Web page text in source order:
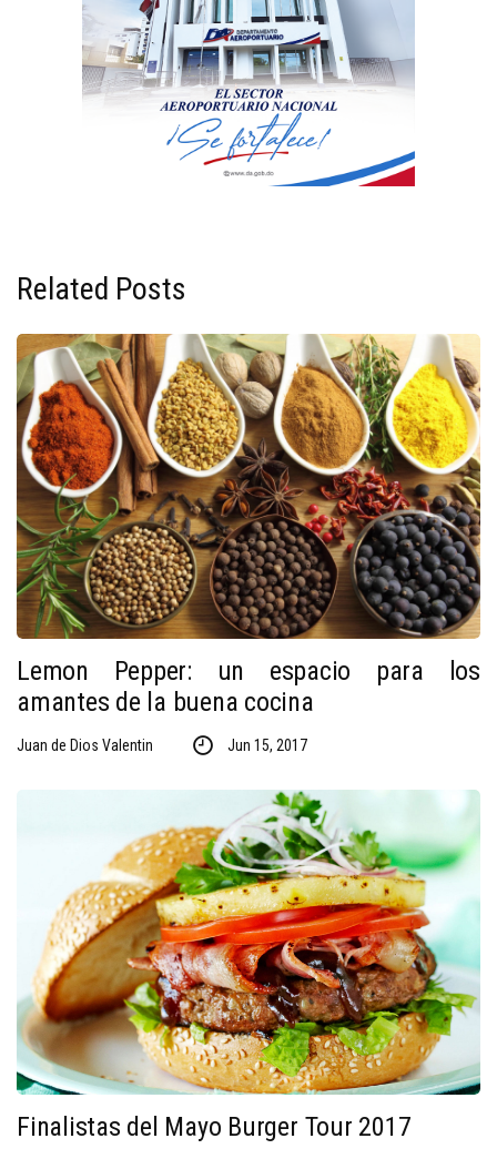
Related Posts
Lemon Pepper: un espacio para los
amantes de la buena cocina
Juan de Dios Valentin Jun 15, 2017
Finalistas del Mayo Burger Tour 2017